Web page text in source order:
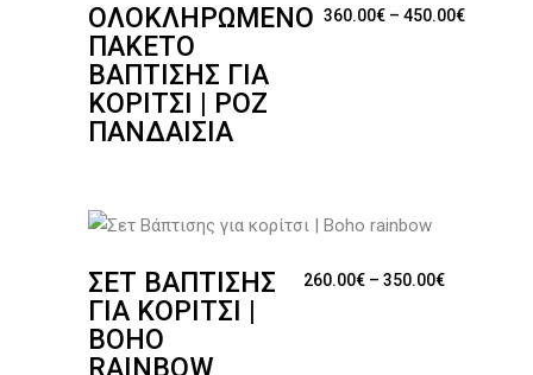
ΟΛΟΚΛΗΡΩΜΈΝΟ
ΠΑΚΈΤΟ
ΒΆΠΤΙΣΗΣ ΓΙΑ
ΚΟΡΊΤΣΙ | ΡΟΖ
ΠΑΝΔΑΙΣΊΑ
360.00€ – 450.00€Price
ΣΕΤ ΒΆΠΤΙΣΗΣ
ΓΙΑ ΚΟΡΊΤΣΙ |
BOHO
260.00€ – 350.00€Price